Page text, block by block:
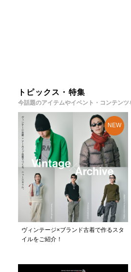
トピックス・特集
今話題のアイテムやイベント・コンテンツ
ヴィンテージ×ブランド古着で作るスタ
イルをご紹介！